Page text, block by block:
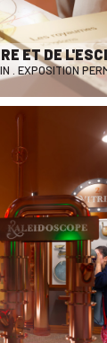
ET DE
. EXPOSITION